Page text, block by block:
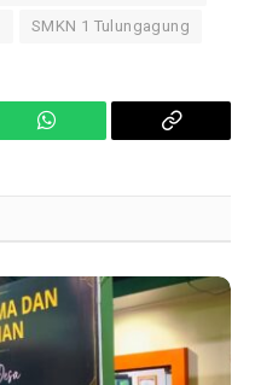
SMKN 1 Tulungagung
WhatsApp
Copy